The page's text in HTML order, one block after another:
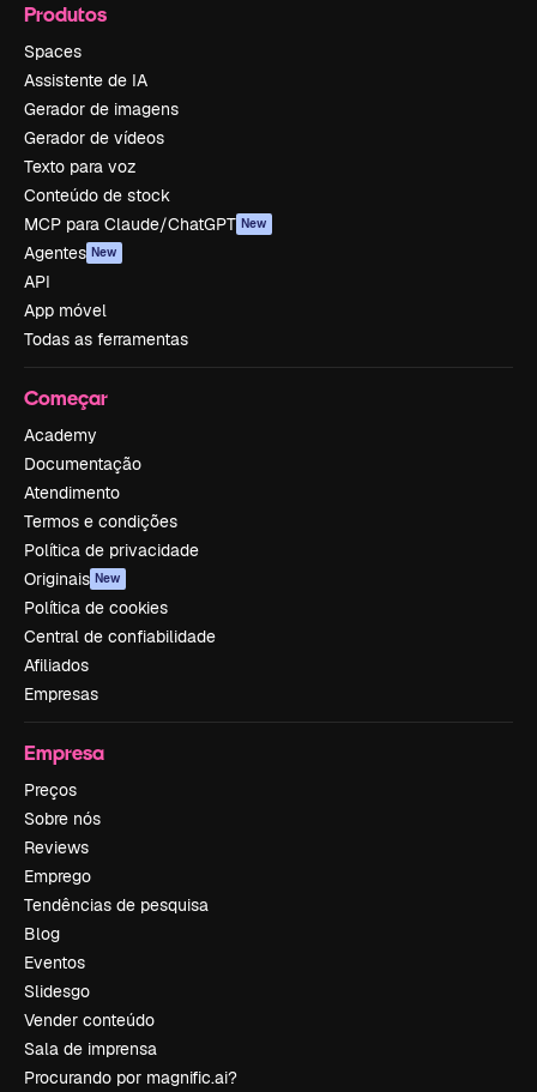
Produtos
Spaces
Assistente de IA
Gerador de imagens
Gerador de vídeos
Texto para voz
Conteúdo de stock
MCP para Claude/ChatGPT New
Agentes New
API
App móvel
Todas as ferramentas
Começar
Academy
Documentação
Atendimento
Termos e condições
Política de privacidade
Originais New
Política de cookies
Central de confiabilidade
Afiliados
Empresas
Empresa
Preços
Sobre nós
Reviews
Emprego
Tendências de pesquisa
Blog
Eventos
Slidesgo
Vender conteúdo
Sala de imprensa
Procurando por magnific.ai?